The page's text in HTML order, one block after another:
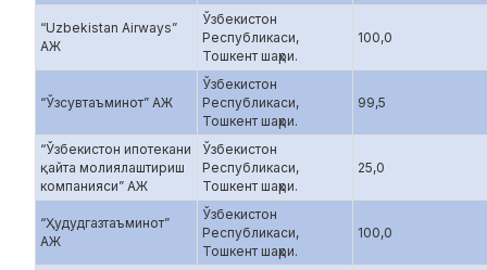
“Uzbekistan Airways”
АЖ
Ўзбекистон
Республикаси,
Тошкент шаҳри.
100,0
“Ўзсувтаъминот” АЖ
Ўзбекистон
Республикаси,
Тошкент шаҳри.
99,5
“Ўзбекистон ипотекани
қайта молиялаштириш
компанияси” АЖ
Ўзбекистон
Республикаси,
Тошкент шаҳри.
25,0
“Ҳудудгазтаъминот”
АЖ
Ўзбекистон
Республикаси,
Тошкент шаҳри.
100,0